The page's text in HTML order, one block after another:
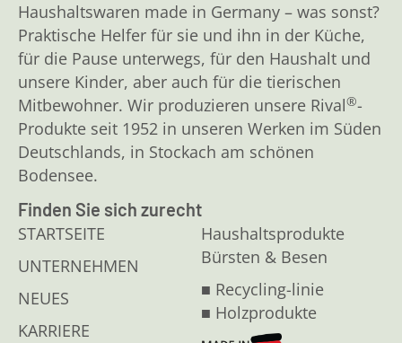
Haushaltswaren made in Germany – was sonst?
Praktische Helfer für sie und ihn in der Küche,
für die Pause unterwegs, für den Haushalt und
unsere Kinder, aber auch für die tierischen
Mitbewohner. Wir produzieren unsere Rival®-
Produkte seit 1952 in unseren Werken im Süden
Deutschlands, in Stockach am schönen
Bodensee.
Finden Sie sich zurecht
STARTSEITE
UNTERNEHMEN
NEUES
KARRIERE
Haushaltsprodukte
Bürsten & Besen
■ Recycling-linie
■ Holzprodukte